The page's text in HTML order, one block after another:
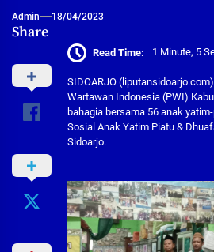
Admin 18/04/2023
Share
Read Time: 1 Minute, 5
SIDOARJO
Wartawan Indonesia (PWI)
bahagia bersama 56 anak
Sosial Anak Yatim Piatu &
Sidoarjo.